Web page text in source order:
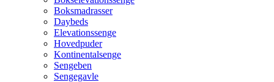
Boksmadrasser
Daybeds
Elevationssenge
Hovedpuder
Kontinentalsenge
Sengeben
Sengegavle